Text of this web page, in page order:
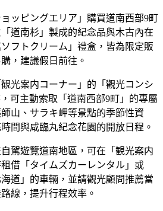
ッピングエリア」購買道南西部9町
道南杉」製成的紀念品與木古內在
フトクリーム」禮盒，皆為限定販
，建議假日前往。
観光案内コーナー」的「觀光コンシ
可主動索取「道南西部9町」的專屬
山、サラキ岬等景點的季節性資
間與咸臨丸紀念花園的開放日程。
自駕遊覽道南地區，可在「観光案内
借「タイムズカーレンタル」或
海道」的車輛，並請觀光顧問推薦當
線，提升行程效率。